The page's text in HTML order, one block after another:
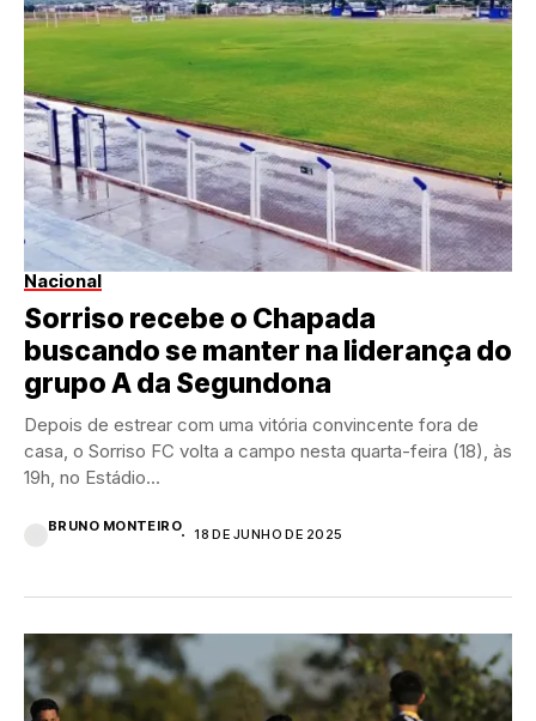
Nacional
Sorriso recebe o Chapada
buscando se manter na liderança do
grupo A da Segundona
Depois de estrear com uma vitória convincente fora de
casa, o Sorriso FC volta a campo nesta quarta-feira (18), às
19h, no Estádio...
BRUNO MONTEIRO
18 DE JUNHO DE 2025